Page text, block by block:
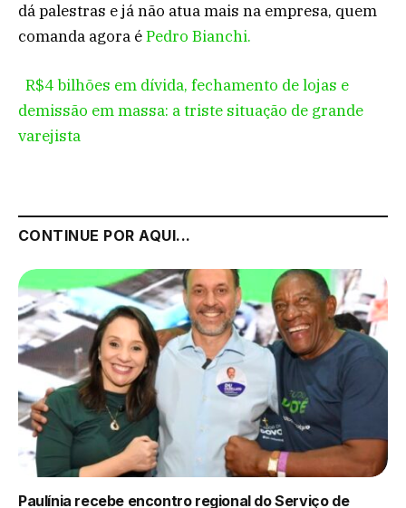
dá palestras e já não atua mais na empresa, quem
comanda agora éPedro Bianchi.
R$4 bilhões em dívida, fechamento de lojas e
demissão em massa: a triste situação de grande
varejista
CONTINUE POR AQUI...
Paulínia recebe encontro regional do Serviço de